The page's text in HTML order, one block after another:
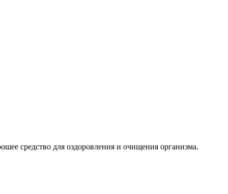
средство для оздоровления и очищения организма.